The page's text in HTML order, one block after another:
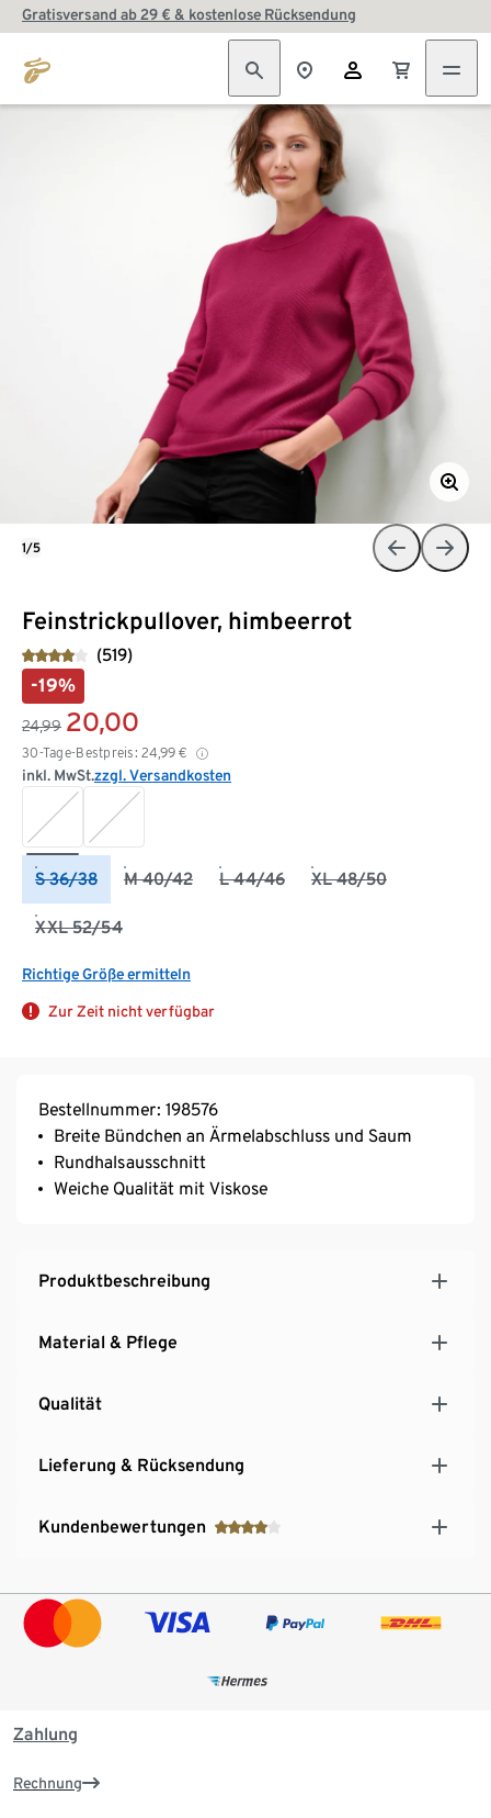
Gratisversand ab 29 € & kostenlose Rücksendung
Feinstrickpullover, himbeerrot
(519)
-19%
24,99 20,00
30-Tage-Bestpreis: 24,99 €
inkl. MwSt.zzgl. Versandkosten
S 36/38 M 40/42 L 44/46 XL 48/50
XXL 52/54
Richtige Größe ermitteln
Zur Zeit nicht verfügbar
1/5
Bestellnummer: 198576
Breite Bündchen an Ärmelabschluss und Saum
Rundhalsausschnitt
Weiche Qualität mit Viskose
Produktbeschreibung
Material & Pflege
Qualität
Lieferung & Rücksendung
Kundenbewertungen
Zahlung
Rechnung